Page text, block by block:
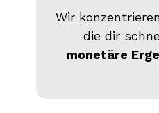
Wir
die dir
monetäre